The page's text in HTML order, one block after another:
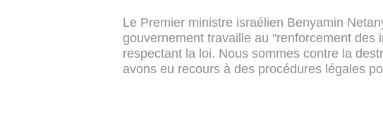
Le Premier ministre israélien Benyamin
gouvernement travaille au "renforcement des
respectant la loi. Nous sommes contre la
avons eu recours à des procédures légales